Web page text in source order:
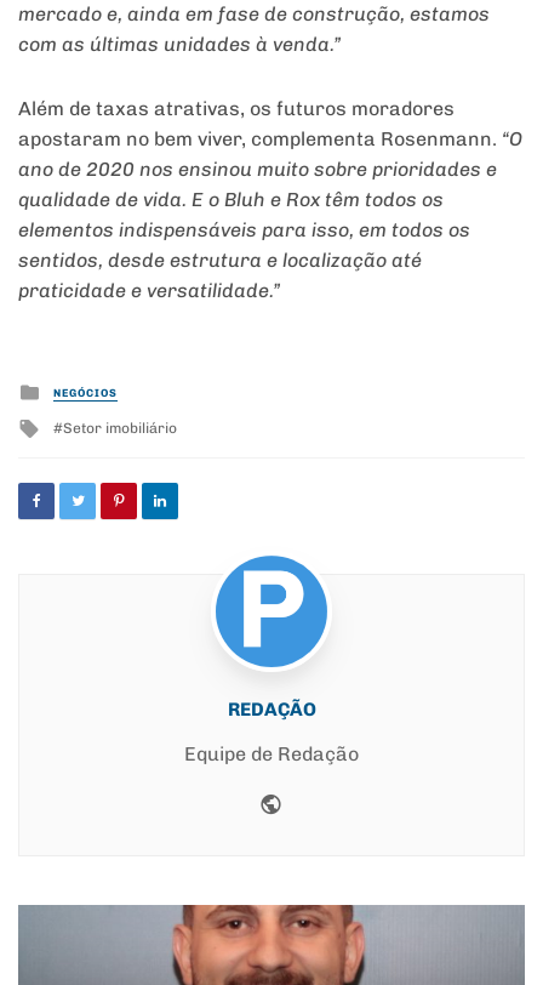
mercado e, ainda em fase de construção, estamos
com as últimas unidades à venda.”
Além de taxas atrativas, os futuros moradores
apostaram no bem viver, complementa Rosenmann. “O
ano de 2020 nos ensinou muito sobre prioridades e
qualidade de vida. E o Bluh e Rox têm todos os
elementos indispensáveis para isso, em todos os
sentidos, desde estrutura e localização até
praticidade e versatilidade.”
Posted
in
NEGÓCIOS
Tagged
Setor imobiliário
REDAÇÃO
Equipe de Redação